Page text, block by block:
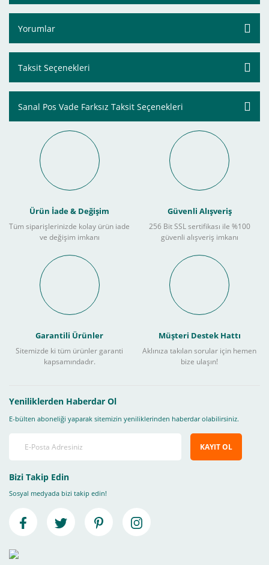
Yorumlar
Taksit Seçenekleri
Sanal Pos Vade Farksız Taksit Seçenekleri
Ürün İade & Değişim
Tüm siparişlerinizde kolay ürün iade
ve değişim imkanı
Güvenli Alışveriş
256 Bit SSL sertifikası ile %100
güvenli alışveriş imkanı
Garantili Ürünler
Sitemizde ki tüm ürünler garanti
kapsamındadır.
Müşteri Destek Hattı
Aklınıza takılan sorular için hemen
bize ulaşın!
Yeniliklerden Haberdar Ol
E-bülten aboneliği yaparak sitemizin yeniliklerinden haberdar olabilirsiniz.
KAYIT OL
Bizi Takip Edin
Sosyal medyada bizi takip edin!